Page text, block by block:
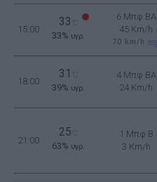
15:00
33
33% υγρ.
6 Μπφ BA
45 Km/h
70 km/h
18:00
31
39% υγρ.
4 Μπφ BA
24 Km/h
21:00
25
63% υγρ.
1 Μπφ B
3 Km/h